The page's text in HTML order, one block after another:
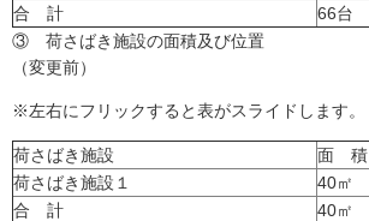
合 計
66台
③ 荷さばき施設の面積及び位置
（変更前）
※左右にフリックすると表がスライドします。
荷さばき施設
面 積
荷さばき施設１
40㎡
合 計
40㎡